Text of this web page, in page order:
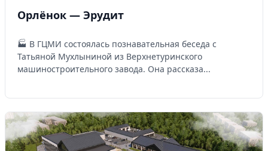
Орлёнок — Эрудит
🏭 В ГЦМИ состоялась познавательная беседа с
Татьяной Мухлыниной из Верхнетуринского
машиностроительного завода. Она рассказа...